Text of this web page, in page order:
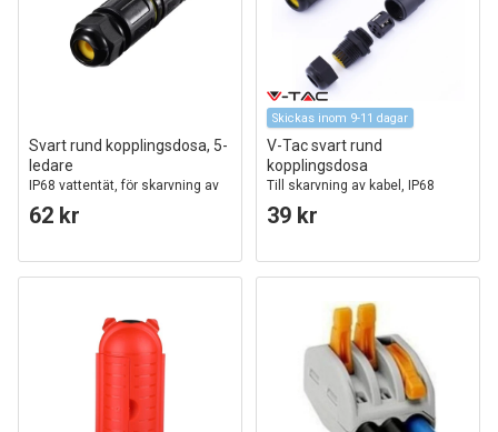
Svart rund kopplingsdosa, 5-
ledare
IP68 vattentät, för skarvning av
kablar, Ø4-14mm kabel
62 kr
Skickas inom 9-11 dagar
V-Tac svart rund
kopplingsdosa
Till skarvning av kabel, IP68
vattentät
39 kr